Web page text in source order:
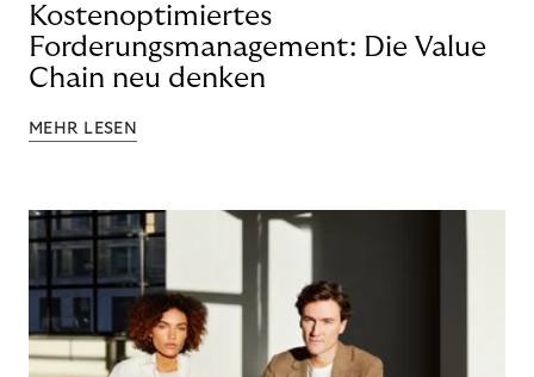
Kostenoptimiertes
Forderungsmanagement: Die Value
Chain neu denken
MEHR LESEN